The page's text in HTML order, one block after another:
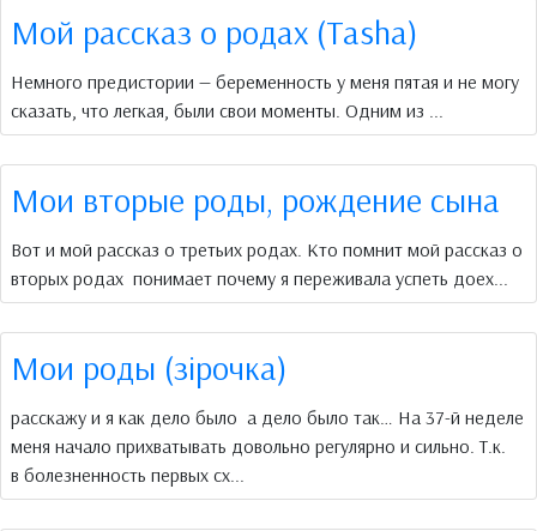
Мой рассказ о родах (Tasha)
Немного предистории — беременность у меня пятая и не могу
сказать, что легкая, были свои моменты. Одним из ...
Мои вторые роды, рождение сына
Вот и мой рассказ о третьих родах. Кто помнит мой рассказ о
вторых родах понимает почему я переживала успеть доех...
Мои роды (зірочка)
расскажу и я как дело было а дело было так… На 37-й неделе
меня начало прихватывать довольно регулярно и сильно. Т.к.
в болезненность первых сх...